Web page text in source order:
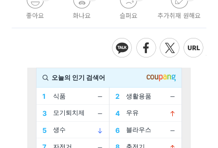
좋아요 화나요 슬퍼요 추가취재 원해요